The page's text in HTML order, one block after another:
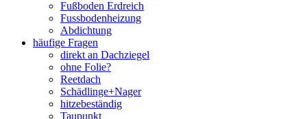
Fußboden Erdreich
Fussbodenheizung
Abdichtung
häufige Fragen
direkt an Dachziegel
ohne Folie?
Reetdach
Schädlinge+Nager
hitzebeständig
Taupunkt